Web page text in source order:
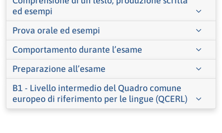
ed esempi
Prova orale ed esempi
Comportamento durante l’esame
Preparazione all’esame
B1 - Livello intermedio del Quadro comune
europeo di riferimento per le lingue (QCERL)